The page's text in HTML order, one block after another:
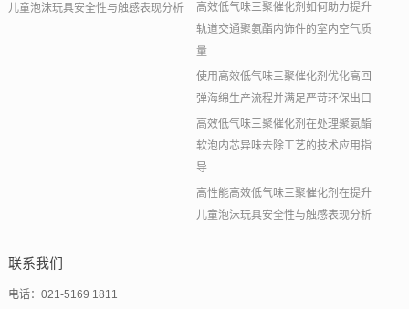
儿童泡沫玩具安全性与触感表现分析
高效低气味三聚催化剂如何助力提升
轨道交通聚氨酯内饰件的室内空气质
量
使用高效低气味三聚催化剂优化高回
弹海绵生产流程并满足严苛环保出口
高效低气味三聚催化剂在处理聚氨酯
软泡内芯异味去除工艺的技术应用指
导
高性能高效低气味三聚催化剂在提升
儿童泡沫玩具安全性与触感表现分析
联系我们
电话：021-5169 1811